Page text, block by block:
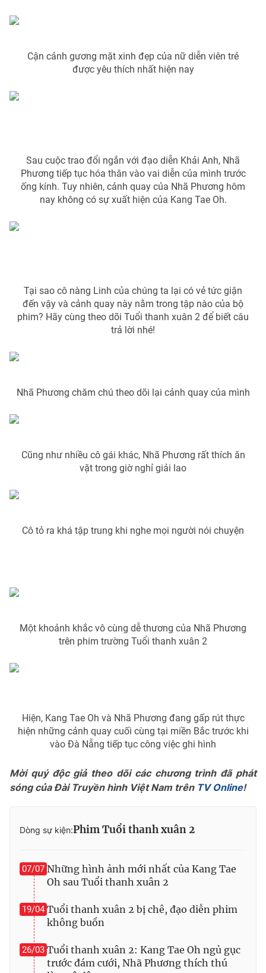
Chất lượng cuộc sống
Tuyển sinh
Công nghệ
Thị trường
Giao lưu trực tuyến
Lịch phát sóng
Emagazine Podcast
Photo Infographic
Video
VTV Sức khoẻ Bất động sản
Tấm lòng Việt
VTV4
VTV9 VTV8
THỜI BÁO VTV
Cơ quan chủ quản:
Giấy phép hoạt động báo in và báo điện tử số 483/GP-BTTTT
cấp ngày 29/12/2023
Phó Tổng Biên tập:
Ðiện thoại Thời báo VTV: 024.66 897 897
Email:toasoan@vtv.vn
Liên hệ quảng cáo:024-7300.7108
® Cấm sao chép dưới mọi hình thức nếu không có sự chấp
thuận bằng văn bản. Ghi rõ nguồn VTV.vn khi phát hành lại
thông tin từ website này.
Cận cảnh gương mặt xinh đẹp của nữ diễn viên trẻ
được yêu thích nhất hiện nay
Sau cuộc trao đổi ngắn với đạo diễn Khải Anh, Nhã
Phương tiếp tục hóa thân vào vai diễn của mình trước
ống kính. Tuy nhiên, cảnh quay của Nhã Phương hôm
nay không có sự xuất hiện của Kang Tae Oh.
Tại sao cô nàng Linh của chúng ta lại có vẻ tức giận
đến vậy và cảnh quay này nằm trong tập nào của bộ
phim? Hãy cùng theo dõi Tuổi thanh xuân 2 để biết câu
trả lời nhé!
Nhã Phương chăm chú theo dõi lại cảnh quay của mình
Cũng như nhiều cô gái khác, Nhã Phương rất thích ăn
vặt trong giờ nghỉ giải lao
Cô tỏ ra khá tập trung khi nghe mọi người nói chuyện
Một khoảnh khắc vô cùng dễ thương của Nhã Phương
trên phim trường Tuổi thanh xuân 2
Hiện, Kang Tae Oh và Nhã Phương đang gấp rút thực
hiện những cảnh quay cuối cùng tại miền Bắc trước khi
vào Đà Nẵng tiếp tục công việc ghi hình
Mời quý độc giả theo dõi các chương trình đã phát
sóng của Đài Truyền hình Việt Nam trên TV Online!
Dòng sự kiện:Phim Tuổi thanh xuân 2
07/07 Những hình ảnh mới nhất của Kang Tae
Oh sau Tuổi thanh xuân 2
19/04 Tuổi thanh xuân 2 bị chê, đạo diễn phim
không buồn
26/03 Tuổi thanh xuân 2: Kang Tae Oh ngủ gục
trước đám cưới, Nhã Phương thích thú